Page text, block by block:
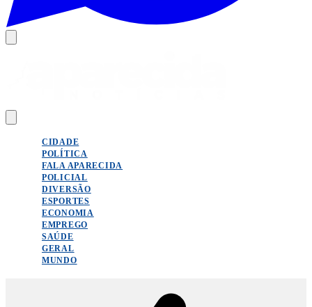
CIDADE
POLÍTICA
FALA APARECIDA
POLICIAL
DIVERSÃO
ESPORTES
ECONOMIA
EMPREGO
SAÚDE
GERAL
MUNDO